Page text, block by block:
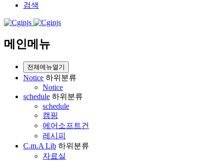
검색
메인메뉴
전체메뉴열기
Notice 하위분류
Notice
schedule 하위분류
schedule
캠핑
에어소프트건
레시피
C.m.A Lib 하위분류
자료실